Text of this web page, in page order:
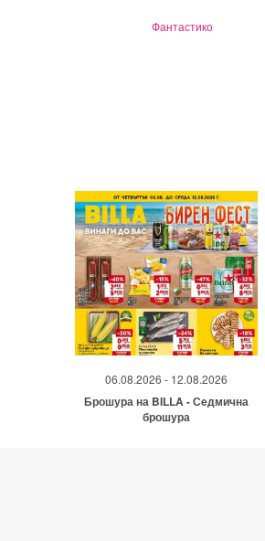
Фантастико
06.08.2026 - 12.08.2026
Брошура на BILLA - Седмична
брошура